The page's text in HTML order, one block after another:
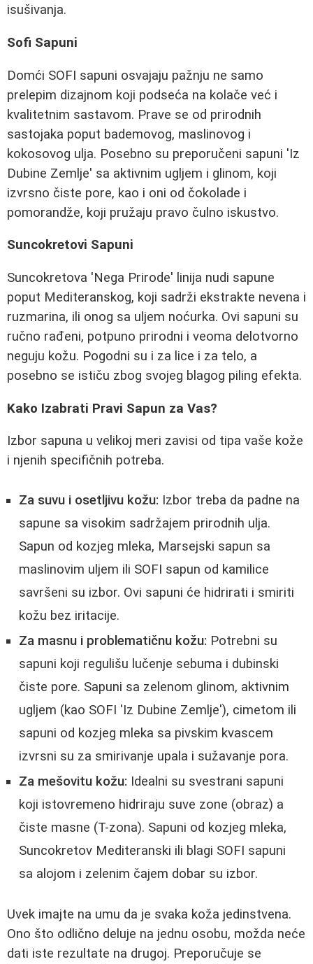
isušivanja.
Sofi Sapuni
Domći SOFI sapuni osvajaju pažnju ne samo
prelepim dizajnom koji podseća na kolače već i
kvalitetnim sastavom. Prave se od prirodnih
sastojaka poput bademovog, maslinovog i
kokosovog ulja. Posebno su preporučeni sapuni 'Iz
Dubine Zemlje' sa aktivnim ugljem i glinom, koji
izvrsno čiste pore, kao i oni od čokolade i
pomorandže, koji pružaju pravo čulno iskustvo.
Suncokretovi Sapuni
Suncokretova 'Nega Prirode' linija nudi sapune
poput Mediteranskog, koji sadrži ekstrakte nevena i
ruzmarina, ili onog sa uljem noćurka. Ovi sapuni su
ručno rađeni, potpuno prirodni i veoma delotvorno
neguju kožu. Pogodni su i za lice i za telo, a
posebno se ističu zbog svojeg blagog piling efekta.
Kako Izabrati Pravi Sapun za Vas?
Izbor sapuna u velikoj meri zavisi od tipa vaše kože
i njenih specifičnih potreba.
Za suvu i osetljivu kožu: Izbor treba da padne na
sapune sa visokim sadržajem prirodnih ulja.
Sapun od kozjeg mleka, Marsejski sapun sa
maslinovim uljem ili SOFI sapun od kamilice
savršeni su izbor. Ovi sapuni će hidrirati i smiriti
kožu bez iritacije.
Za masnu i problematičnu kožu: Potrebni su
sapuni koji regulišu lučenje sebuma i dubinski
čiste pore. Sapuni sa zelenom glinom, aktivnim
ugljem (kao SOFI 'Iz Dubine Zemlje'), cimetom ili
sapuni od kozjeg mleka sa pivskim kvascem
izvrsni su za smirivanje upala i sužavanje pora.
Za mešovitu kožu: Idealni su svestrani sapuni
koji istovremeno hidriraju suve zone (obraz) a
čiste masne (T-zona). Sapuni od kozjeg mleka,
Suncokretov Mediteranski ili blagi SOFI sapuni
sa alojom i zelenim čajem dobar su izbor.
Uvek imajte na umu da je svaka koža jedinstvena.
Ono što odlično deluje na jednu osobu, možda neće
dati iste rezultate na drugoj. Preporučuje se